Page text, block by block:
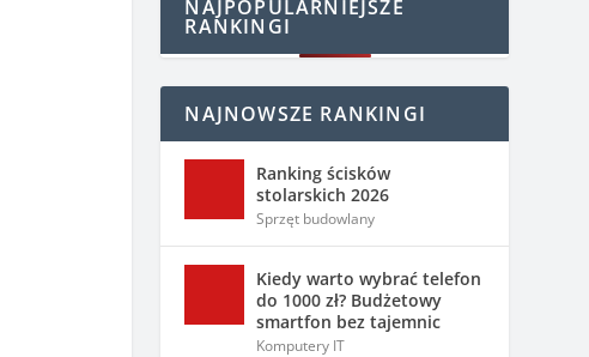
NAJPOPULARNIEJSZE
RANKINGI
NAJNOWSZE RANKINGI
Ranking ścisków
stolarskich 2026
Sprzęt budowlany
Kiedy warto wybrać telefon
do 1000 zł? Budżetowy
smartfon bez tajemnic
Komputery IT